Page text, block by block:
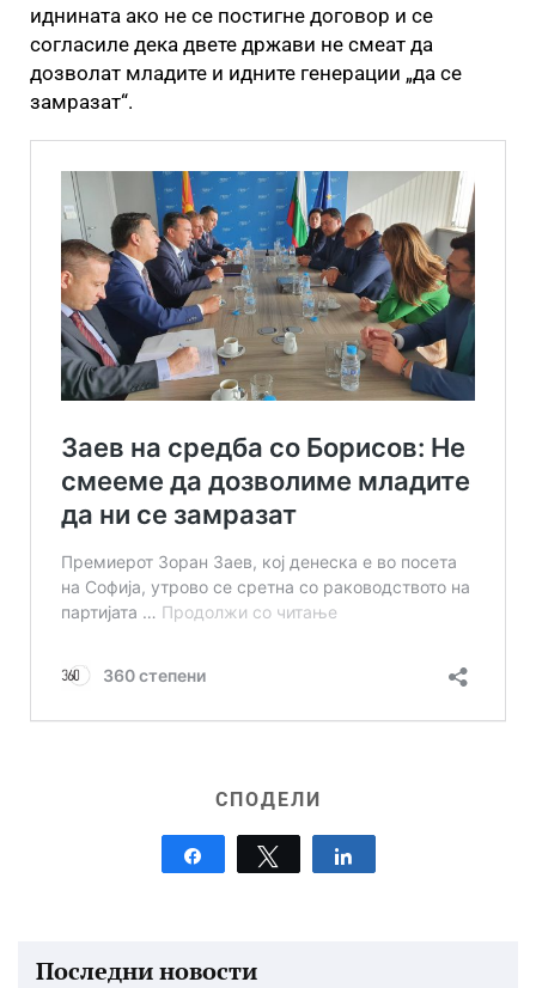
иднината ако не се постигне договор и се
согласиле дека двете држави не смеат да
дозволат младите и идните генерации „да се
замразат“.
СПОДЕЛИ
Tweet
Последни новости